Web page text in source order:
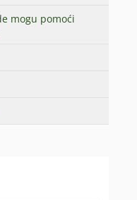
mogu pomoći